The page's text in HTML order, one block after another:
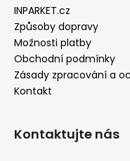
INPARKET.cz
Způsoby dopravy
Možnosti platby
Obchodní podmínky
Zásady zpracování a
Kontakt
Kontaktujte nás